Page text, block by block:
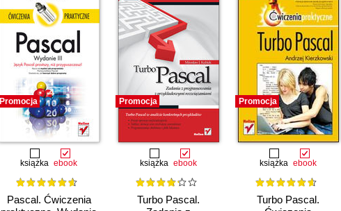
Promocja
książka ebook
Pascal. Ćwiczenia
Promocja
książka ebook
Turbo Pascal.
Promocja
książka ebook
Turbo Pascal.